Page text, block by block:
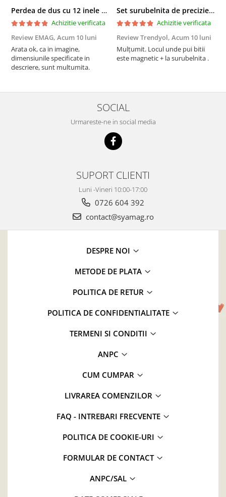
Perdea de dus cu 12 inele plastic incluse, 200x180 cm, alba
Achizitie verificata
Review EMAG, Acum 10 luni
Arata ok, ca in imagine,
dimensiunile specificate in
descriere, sunt multumita.
Set surubelnita de precizie cu 24 de capete, cutie glisanta
Achizitie verificata
Review Trendyol, Acum 10 luni
Mulțumit. Locul unde pui bitii
este magnetic + la surubelnita .
SOCIAL
Urmareste-ne in social media
SUPORT CLIENTI
Luni -Vineri 10:00-17:00
0726 604 392
contact@syamag.ro
DESPRE NOI
METODE DE PLATA
POLITICA DE RETUR
POLITICA DE CONFIDENTIALITATE
TERMENI SI CONDITII
ANPC
CUM CUMPAR
LIVRAREA COMENZILOR
FAQ - INTREBARI FRECVENTE
POLITICA DE COOKIE-URI
FORMULAR DE CONTACT
ANPC/SAL